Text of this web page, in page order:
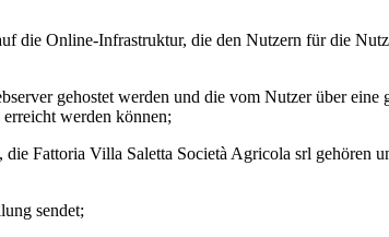
die Online-Infrastruktur, die den Nutzern für die
gehostet werden und die vom Nutzer über eine
werden können;
dieFattoria Villa Saletta Società Agricola srl gehören
sendet;